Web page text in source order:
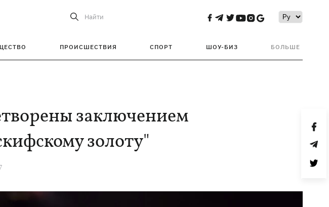
Найти
ПРОИСШЕСТВИЯ СПОРТ ШОУ-БИЗ БОЛЬШЕ
заключением
золоту"